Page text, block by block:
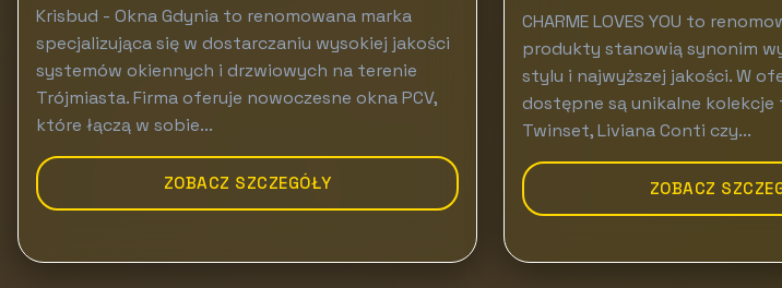
Krisbud - Okna Gdynia to renomowana marka
specjalizująca się w dostarczaniu wysokiej jakości
systemów okiennych i drzwiowych na terenie
Trójmiasta. Firma oferuje nowoczesne okna PCV,
które łączą w sobie...
ZOBACZ SZCZEGÓŁY
CHARME LOVES YOU to
produkty stanowią synonim
stylu i najwyższej jakości. W
dostępne są unikalne kolekcje
Twinset, Liviana Conti czy...
ZOBACZ